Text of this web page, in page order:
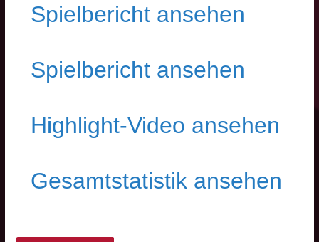
Spielbericht ansehen
Spielbericht ansehen
Highlight-Video ansehen
Gesamtstatistik ansehen